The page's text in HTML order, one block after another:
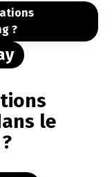
?
le